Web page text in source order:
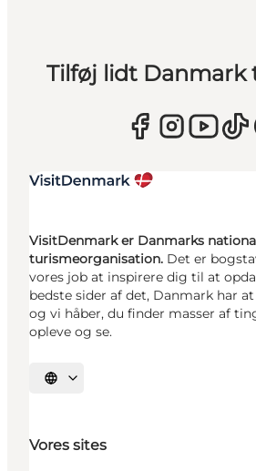
Tilføj lidt Danmark
VisitDenmark er Danmarks
turismeorganisation. Det er
vores job at inspirere dig til at
bedste sider af det, Danmark har
og vi håber, du finder masser af
opleve og se.
Vælg sprog
Vores sites